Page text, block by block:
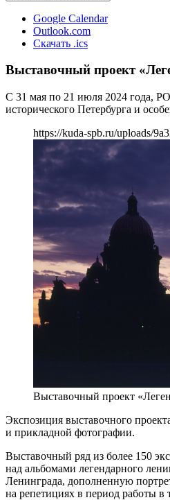
Google Calendar
Outlook.com
Скачать .ics
Выставочный проект
С 31 мая по 21 июля 2024 года,
исторического Петербурга и
https://kuda-spb.ru/uploads/
Выставочный проект
Экспозиция выставочного
и прикладной фотографии.
Выставочный ряд из более 150
над альбомами легендарного
Ленинграда, дополненную
на репетициях в период работы в